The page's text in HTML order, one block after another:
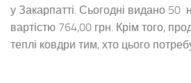
у Закарпатті. Сьогодні видано 50
вартістю 764,00 грн. Крім того,
теплі ковдри тим, хто цього